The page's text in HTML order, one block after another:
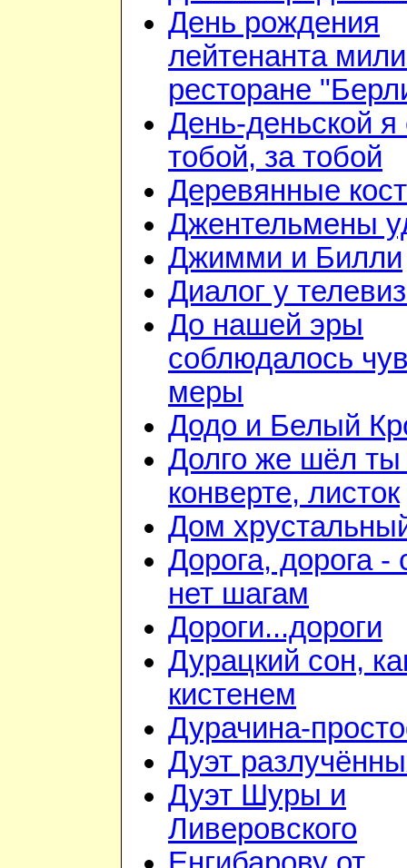
День рождения
лейтенанта
ресторане
День-деньской я
тобой, за тобой
Деревянные
Джентельмены
Джимми и Билли
Диалог у
До нашей эры
соблюдалось
меры
Додо и Белый
Долго же шёл ты
конверте, листок
Дом
Дорога, дорога -
нет шагам
Дороги...дороги
Дурацкий сон,
кистенем
Дурачина-
Дуэт
Дуэт Шуры и
Ливеровского